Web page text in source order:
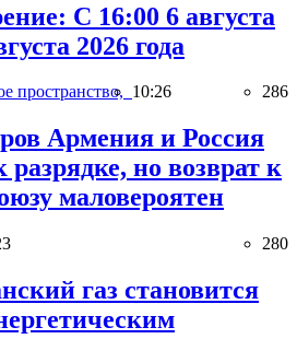
С 16:00 6 августа
2026 года
пространство, 10:26 286
Армения и Россия
но возврат к
маловероятен
280
газ становится